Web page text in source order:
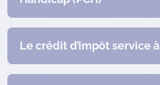
Le crédit d’impôt service